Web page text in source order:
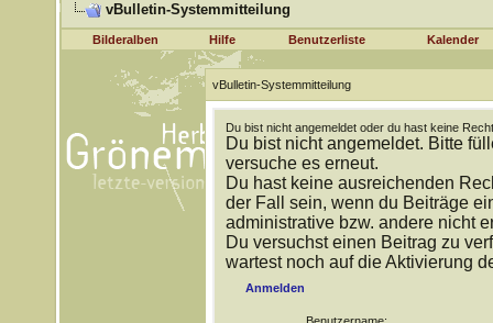
vBulletin-Systemmitteilung
Bilderalben Hilfe Benutzerliste Kalender
vBulletin-Systemmitteilung
Du bist nicht angemeldet oder du hast keine
Du bist nicht angemeldet. Bitte
versuche es erneut.
Du hast keine ausreichenden
der Fall sein, wenn du Beiträge
administrative bzw. andere nicht
Du versuchst einen Beitrag zu
wartest noch auf die Aktivierung
Anmelden